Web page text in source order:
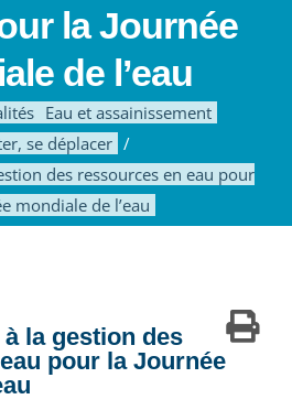
la Journée
de l’eau
Eau et assainissement
se déplacer
des ressources en eau pour
mondiale de l’eau
la gestion des
pour la Journée